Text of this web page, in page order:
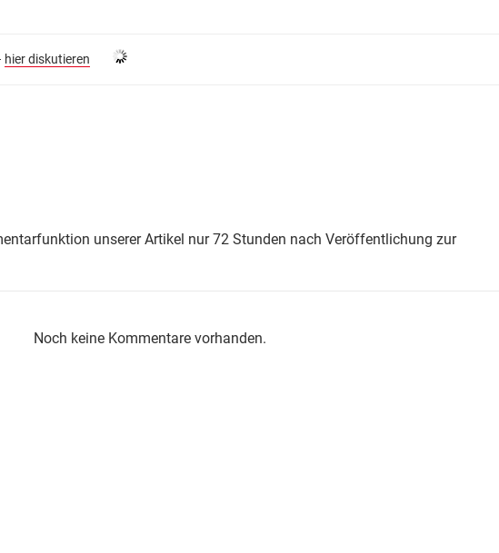
hier diskutieren
unserer Artikel nur 72 Stunden nach Veröffentlichung zur
Noch keine Kommentare vorhanden.